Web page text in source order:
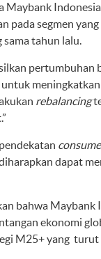
Maybank
segmen
tahun lalu.
rebalancing
dapat
bahwa
ekonomi
M25+ yang